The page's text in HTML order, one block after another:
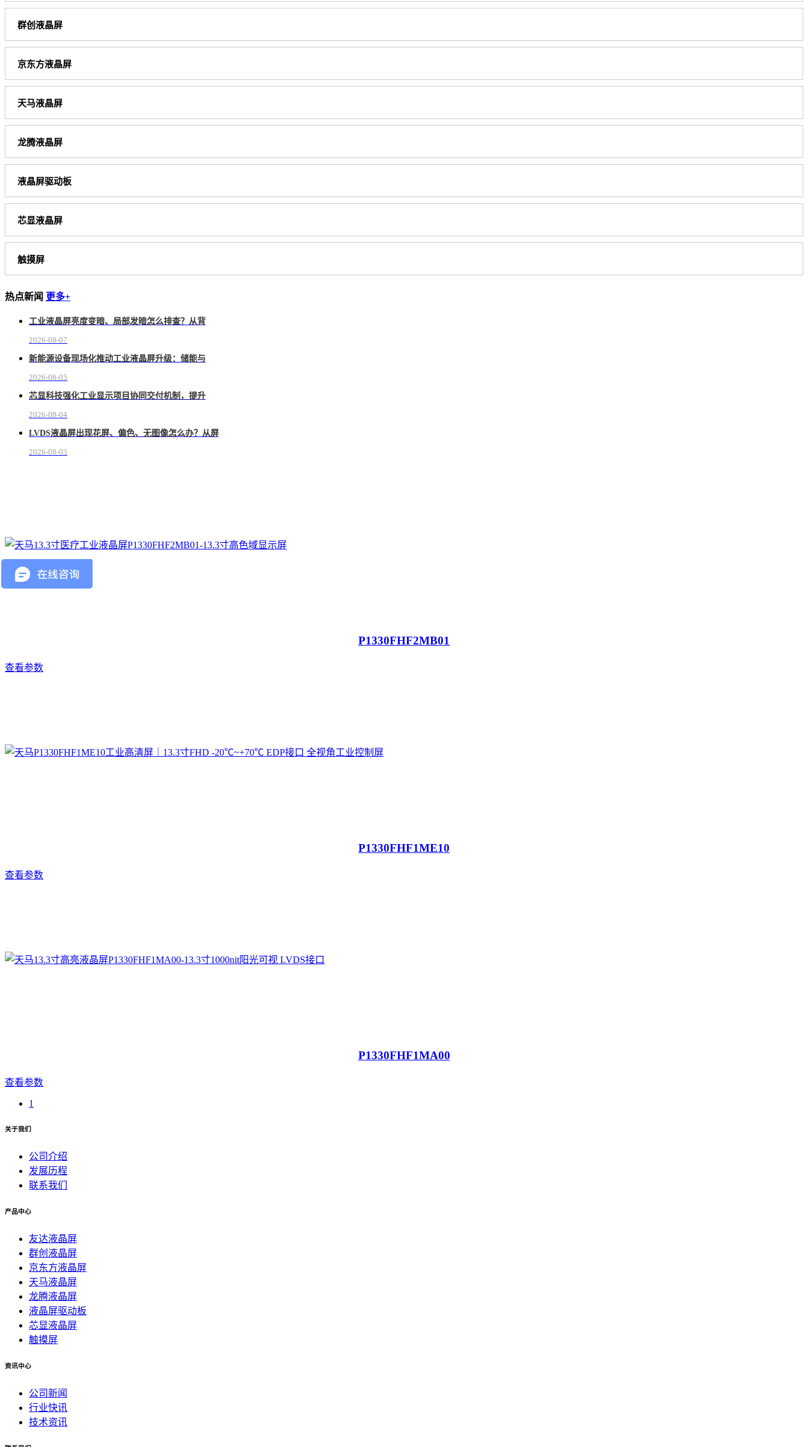
群创液晶屏
京东方液晶屏
天马液晶屏
龙腾液晶屏
液晶屏驱动板
芯显液晶屏
触摸屏
热点新闻 更多+
工业液晶屏亮度变暗、局部发暗怎么排查？从背
2026-08-07
新能源设备现场化推动工业液晶屏升级：储能与
2026-08-05
芯显科技强化工业显示项目协同交付机制，提升
2026-08-04
LVDS液晶屏出现花屏、偏色、无图像怎么办？从屏
2026-08-03
P1330FHF2MB01
查看参数
P1330FHF1ME10
查看参数
P1330FHF1MA00
查看参数
1
关于我们
公司介绍
发展历程
联系我们
产品中心
友达液晶屏
群创液晶屏
京东方液晶屏
天马液晶屏
龙腾液晶屏
液晶屏驱动板
芯显液晶屏
触摸屏
资讯中心
公司新闻
行业快讯
技术资讯